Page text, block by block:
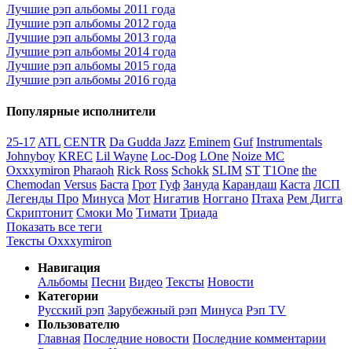
Лучшие рэп альбомы 2011 года
Лучшие рэп альбомы 2012 года
Лучшие рэп альбомы 2013 года
Лучшие рэп альбомы 2014 года
Лучшие рэп альбомы 2015 года
Лучшие рэп альбомы 2016 года
Популярные исполнители
25-17 ATL CENTR Da Gudda Jazz Eminem Guf Instrumentals
Johnyboy KREC Lil Wayne Loc-Dog LOne Noize MC
Oxxxymiron Pharaoh Rick Ross Schokk SLIM ST T1One the
Chemodan Versus Баста Грот Гуф Зануда Карандаш Каста ЛСП
Легенды Про Минуса Мот Нигатив Ноггано Птаха Рем Дигга
Скриптонит Смоки Мо Тимати Триада
Показать все теги
Тексты Oxxxymiron
Навигация
Альбомы Песни Видео Тексты Новости
Категории
Русский рэп Зарубежный рэп Минуса Рэп TV
Пользователю
Главная Последние новости Последние комментарии